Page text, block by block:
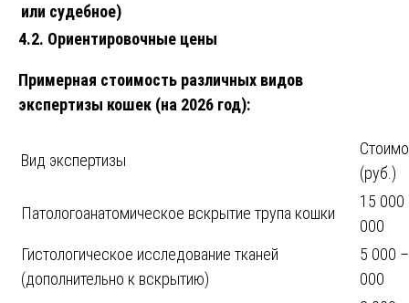
или судебное)
4.2. Ориентировочные цены
Примерная стоимость различных видов
экспертизы кошек (на 2026 год):
Вид экспертизы
(руб.)
Патологоанатомическое вскрытие трупа кошки
15 000
000
Гистологическое исследование тканей
(дополнительно к вскрытию)
5 000
000